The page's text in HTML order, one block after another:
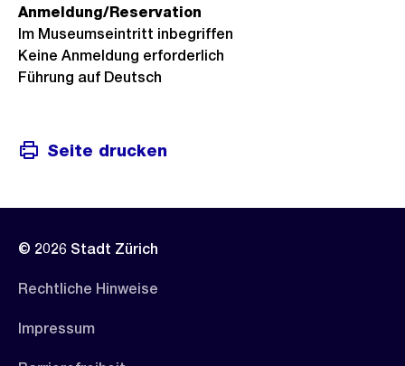
Anmeldung/Reservation
Im Museumseintritt inbegriffen
Keine Anmeldung erforderlich
Führung auf Deutsch
Seite drucken
© 2026 Stadt Zürich
Rechtliche Hinweise
Impressum